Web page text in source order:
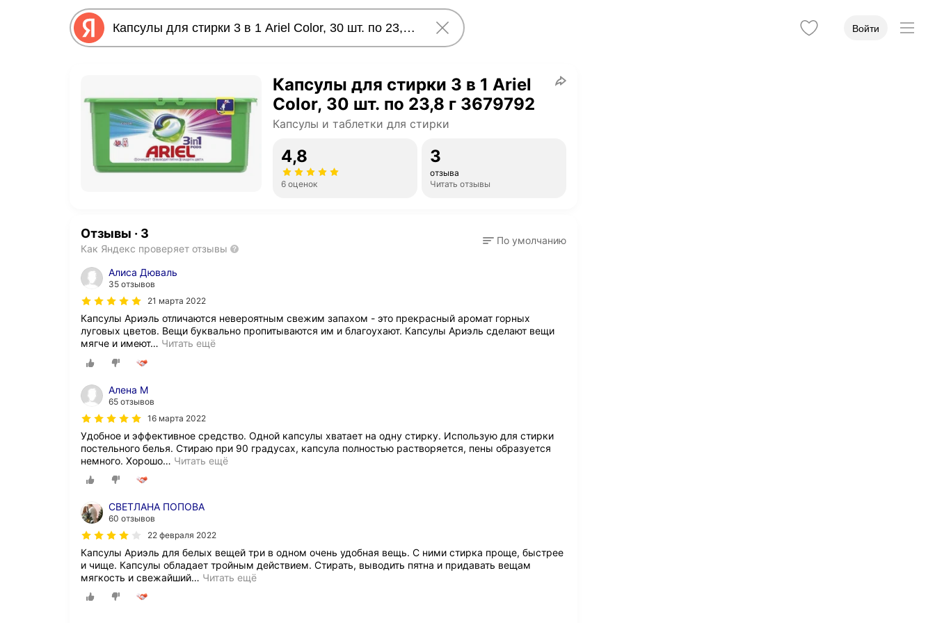
Войти
Капсулы для стирки 3 в 1 Ariel
Color, 30 шт. по 23,8 г 3679792
Капсулы и таблетки для стирки
4,8
6 оценок
3
отзыва
Читать отзывы
Отзывы · 3
Как Яндекс проверяет отзывы
По умолчанию
Алиса Дюваль
35 отзывов
21 марта 2022
Капсулы Ариэль отличаются невероятным свежим запахом - это прекрасный аромат горных
луговых цветов. Вещи буквально пропитываются им и благоухают. Капсулы Ариэль сделают вещи
мягче и имеют… Читать ещё
Алена М
65 отзывов
16 марта 2022
Удобное и эффективное средство. Одной капсулы хватает на одну стирку. Использую для стирки
постельного белья. Стираю при 90 градусах, капсула полностью растворяется, пены образуется
немного. Хорошо… Читать ещё
СВЕТЛАНА ПОПОВА
60 отзывов
22 февраля 2022
Капсулы Ариэль для белых вещей три в одном очень удобная вещь. С ними стирка проще, быстрее
и чище. Капсулы обладает тройным действием. Стирать, выводить пятна и придавать вещам
мягкость и свежайший… Читать ещё